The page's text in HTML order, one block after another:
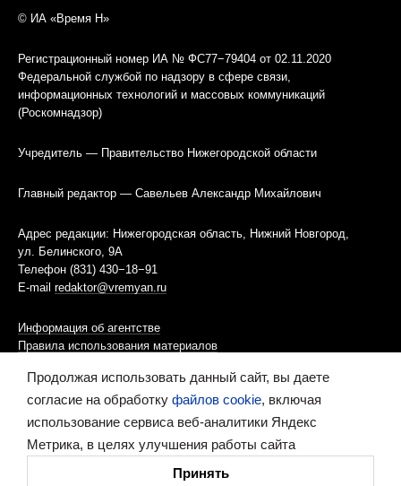
© ИА «Время Н»
Регистрационный номер ИА № ФС77−79404 от 02.11.2020
Федеральной службой по надзору в сфере связи,
информационных технологий и массовых коммуникаций
(Роскомнадзор)
Учредитель — Правительство Нижегородской области
Главный редактор — Савельев Александр Михайлович
Адрес редакции: Нижегородская область, Нижний Новгород,
ул. Белинского, 9А
Телефон (831) 430−18−91
E-mail redaktor@vremyan.ru
Информация об агентстве
Правила использования материалов
Информационная политика использования «cookies»-файлов
Ресурс содержит материалы 16+
Продолжая использовать данный сайт, вы даете
согласие на обработку файлов cookie, включая
использование сервиса веб-аналитики Яндекс
Метрика, в целях улучшения работы сайта
Принять